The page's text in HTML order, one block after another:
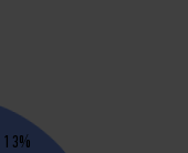
13%